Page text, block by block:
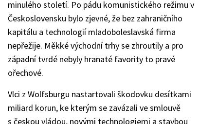
minulého století. Po pádu komunistického režimu v
Československu bylo zjevné, že bez zahraničního
kapitálu a technologií mladoboleslavská firma
nepřežije. Měkké východní trhy se zhroutily a pro
západní tvrdé nebyly hranaté favority to pravé
ořechové.
Vlci z Wolfsburgu nastartovali škodovku desítkami
miliard korun, ke kterým se zavázali ve smlouvě
s českou vládou, novými technologiemi a stavbou